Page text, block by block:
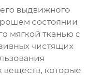
выдвижного
состоянии
мягкой тканью с
чистящих
веществ, которые